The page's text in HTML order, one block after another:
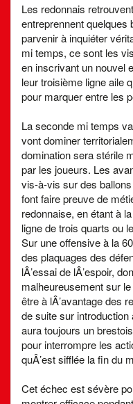
Les redonnais
entreprennent
parvenir à inquiéter
mi temps, ce sont les
en inscrivant un nouvel
leur troisième ligne aile
pour marquer entre les
La seconde mi temps
vont dominer
domination sera stérile
par les joueurs. Les
vis-à-vis sur des
font faire preuve de
redonnaise, en étant à
ligne de trois quarts ou
Sur une offensive à la
des plaquages des
lÂ’essai de lÂ’espoir,
malheureusement sur
être à lÂ’avantage des
de suite sur
aura toujours un
pour interrompre les
quÂ’est sifflée la fin du
Cet échec est sévère